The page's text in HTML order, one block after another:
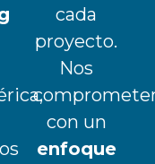
cada
proyecto.
Nos
con un
enfoque